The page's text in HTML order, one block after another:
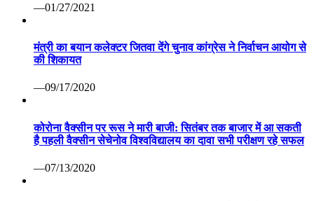
—01/27/2021
मंत्री का बयान कलेक्टर जितवा देंगे चुनाव कांग्रेस ने निर्वाचन आयोग से
की शिकायत
—09/17/2020
कोरोना वैक्सीन पर रूस ने मारी बाजी: सितंबर तक बाजार में आ सकती
है पहली वैक्सीन सेचेनोव विश्वविद्यालय का दावा सभी परीक्षण रहे सफल
—07/13/2020